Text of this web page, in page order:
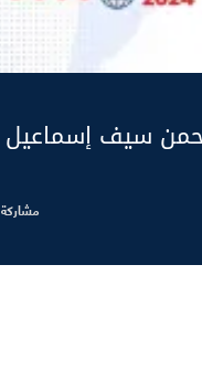
سيف إسماعيل
مشاركة